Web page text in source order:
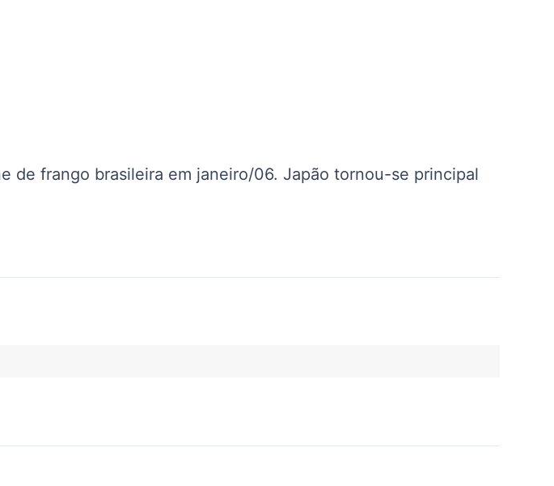
de frango brasileira em janeiro/06. Japão tornou-se principal